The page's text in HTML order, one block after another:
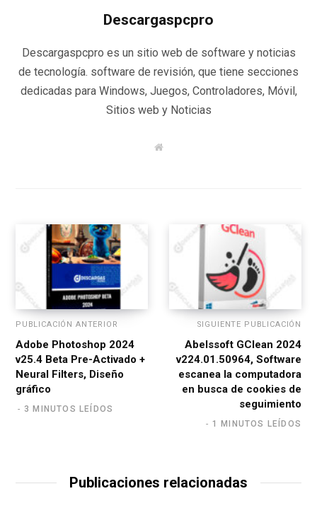
Descargaspcpro
Descargaspcpro es un sitio web de software y noticias
de tecnología. software de revisión, que tiene secciones
dedicadas para Windows, Juegos, Controladores, Móvil,
Sitios web y Noticias
W
PUBLICACIÓN ANTERIOR
Adobe Photoshop 2024
v25.4 Beta Pre-Activado +
Neural Filters, Diseño
gráfico
3 MINUTOS LEÍDOS
SIGUIENTE PUBLICACIÓN
Abelssoft GClean 2024
v224.01.50964, Software
escanea la computadora
en busca de cookies de
seguimiento
1 MINUTOS LEÍDOS
Publicaciones relacionadas